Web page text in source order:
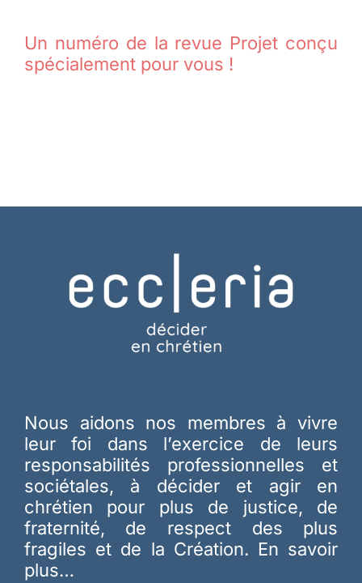
Un numéro de la revue Projet conçu
spécialement pour vous !
Nous aidons nos membres à vivre
leur foi dans l’exercice de leurs
responsabilités professionnelles et
sociétales, à décider et agir en
chrétien pour plus de justice, de
fraternité, de respect des plus
fragiles et de la Création. En savoir
plus…